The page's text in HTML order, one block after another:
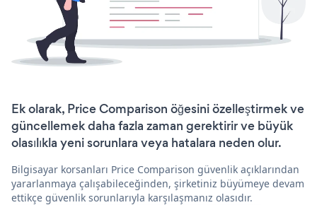
Ek olarak, Price Comparison öğesini özelleştirmek ve
güncellemek daha fazla zaman gerektirir ve büyük
olasılıkla yeni sorunlara veya hatalara neden olur.
Bilgisayar korsanları Price Comparison güvenlik açıklarından
yararlanmaya çalışabileceğinden, şirketiniz büyümeye devam
ettikçe güvenlik sorunlarıyla karşılaşmanız olasıdır.